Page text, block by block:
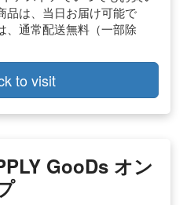
品は、当日お届け可能で
、通常配送無料（一部除
to visit
GooDs オン